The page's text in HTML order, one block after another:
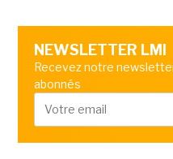
NEWSLETTER LMI
Recevez notre
abonnés